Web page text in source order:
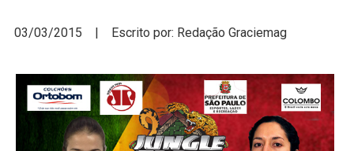
03/03/2015 | Escrito por: Redação Graciemag